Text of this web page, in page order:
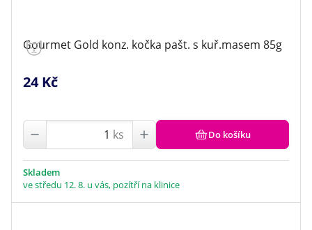
Gourmet Gold konz. kočka pašt. s kuř.masem 85g
24 Kč
ks Do košíku
Skladem
ve středu 12. 8. u vás, pozítří na klinice